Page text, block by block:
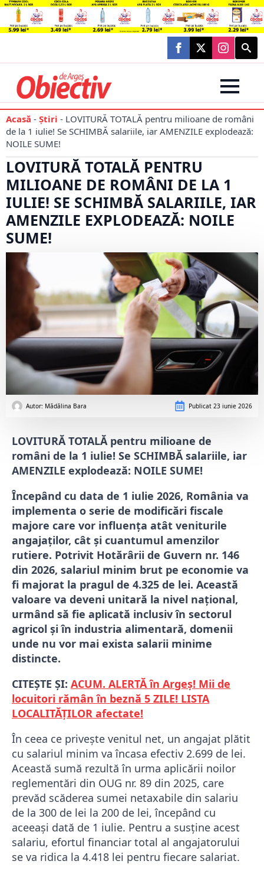
Search
for:
Acasă - Știri - LOVITURĂ TOTALĂ pentru milioane de români
de la 1 iulie! Se SCHIMBĂ salariile, iar AMENZILE explodează:
NOILE SUME!
LOVITURĂ TOTALĂ PENTRU
MILIOANE DE ROMÂNI DE LA 1
IULIE! SE SCHIMBĂ SALARIILE, IAR
AMENZILE EXPLODEAZĂ: NOILE
SUME!
Autor: Mădălina Bara Publicat 23 iunie 2026
LOVITURĂ TOTALĂ pentru milioane de
români de la 1 iulie! Se SCHIMBĂ salariile, iar
AMENZILE explodează: NOILE SUME!
Începând cu data de 1 iulie 2026, România va
implementa o serie de modificări fiscale
majore care vor influența atât veniturile
angajaților, cât și cuantumul amenzilor
rutiere. Potrivit Hotărârii de Guvern nr. 146
din 2026, salariul minim brut pe economie va
fi majorat la pragul de 4.325 de lei. Această
valoare va deveni unitară la nivel național,
urmând să fie aplicată inclusiv în sectorul
agricol și în industria alimentară, domenii
unde nu vor mai exista salarii minime
distincte.
CITEȘTE ȘI: ACUM. ALERTĂ în Argeș! Mii de
locuitori rămân în beznă 5 ZILE! LISTA
LOCALITĂȚILOR afectate!
În ceea ce privește venitul net, un angajat plătit
cu salariul minim va încasa efectiv 2.699 de lei.
Această sumă rezultă în urma aplicării noilor
reglementări din OUG nr. 89 din 2025, care
prevăd scăderea sumei netaxabile din salariu
de la 300 de lei la 200 de lei, începând cu
aceeași dată de 1 iulie. Pentru a susține acest
salariu, efortul financiar total al angajatorului
se va ridica la 4.418 lei pentru fiecare salariat.